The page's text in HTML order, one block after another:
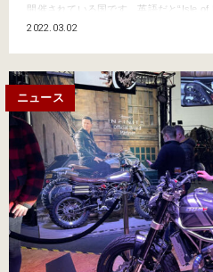
開催されている国です。英語だと“Isle
を生で見たい！そう思っている方も多い
ることが出来ました。…
2022.03.02
ニュース